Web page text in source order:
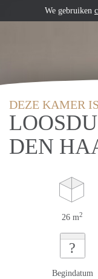
DEZE KAMER
DEN
26 m2
?
Begindatum
We gebruiken